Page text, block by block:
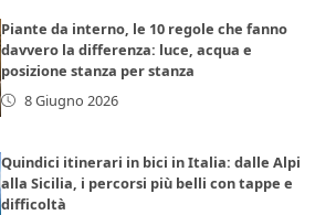
Piante da interno, le 10 regole che fanno
davvero la differenza: luce, acqua e
posizione stanza per stanza
8 Giugno 2026
Quindici itinerari in bici in Italia: dalle Alpi
alla Sicilia, i percorsi più belli con tappe e
difficoltà